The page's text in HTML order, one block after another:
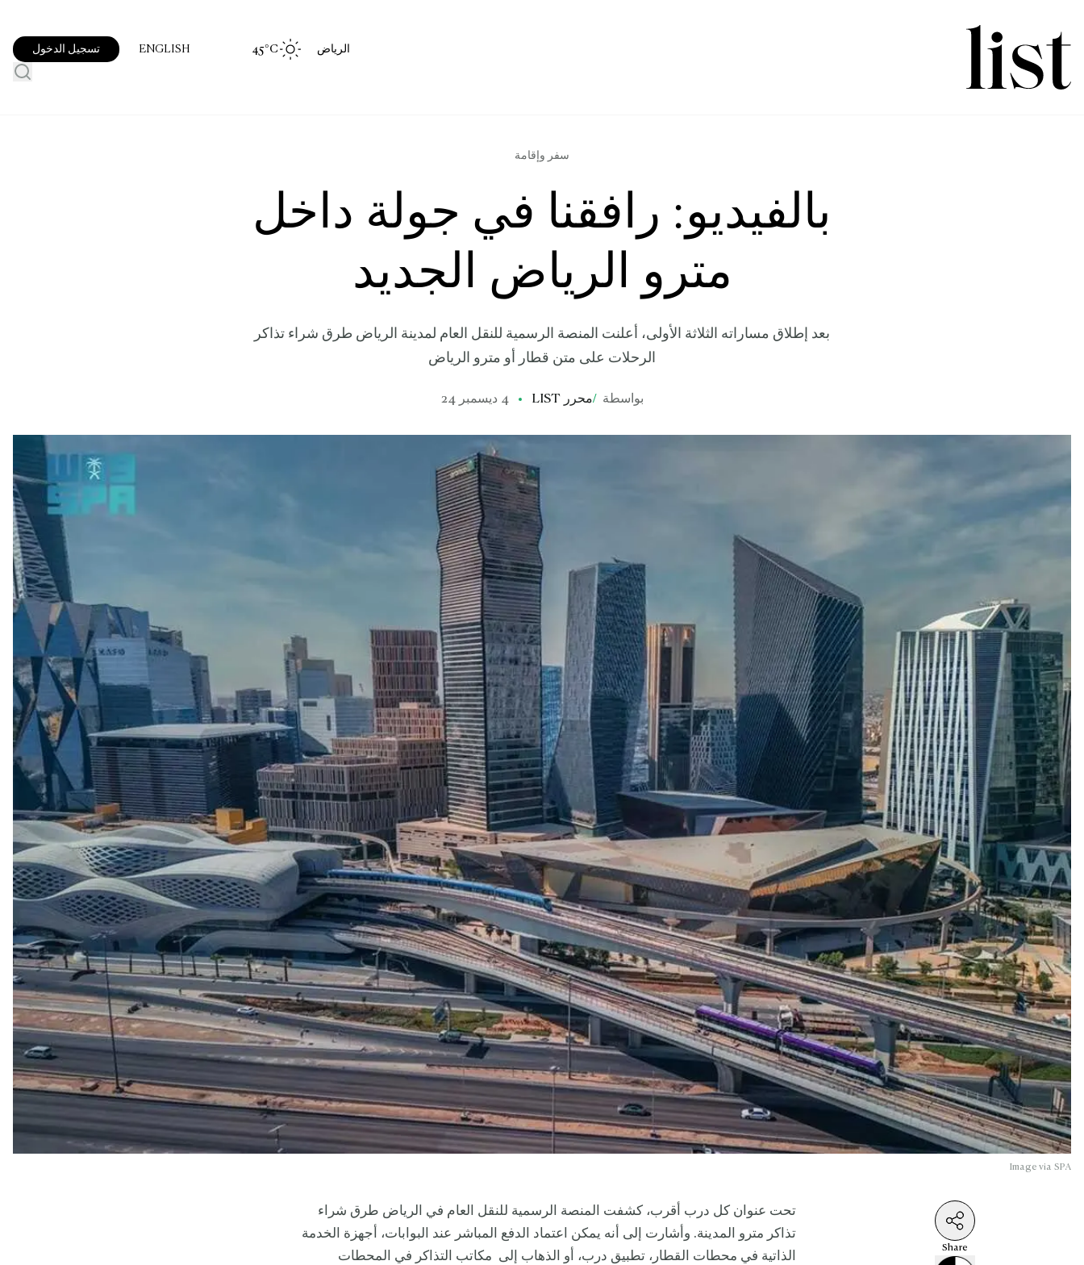
الرياض 45 °C
ENGLISH تسجيل الدخول
سفر وإقامة
بالفيديو: رافقنا في جولة داخل
مترو الرياض الجديد
بعد إطلاق مساراته الثلاثة الأولى، أعلنت المنصة الرسمية للنقل العام لمدينة الرياض طرق شراء تذاكر
الرحلات على متن قطار أو مترو الرياض
بواسطة /محرر LIST 4 ديسمبر 24
Image via SPA
Share
تحت عنوان كل درب أقرب، كشفت المنصة الرسمية للنقل العام في الرياض طرق شراء
تذاكر مترو المدينة. وأشارت إلى أنه يمكن اعتماد الدفع المباشر عند البوابات، أجهزة الخدمة
الذاتية في محطات القطار، تطبيق درب، أو الذهاب إلى مكاتب التذاكر في المحطات